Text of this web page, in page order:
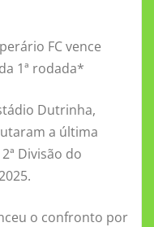
n
o
a
ss
ni
ki
ai
l
e
gr
m
FC vence
1ª rodada*
Dutrinha,
a última
Divisão do
o confronto por